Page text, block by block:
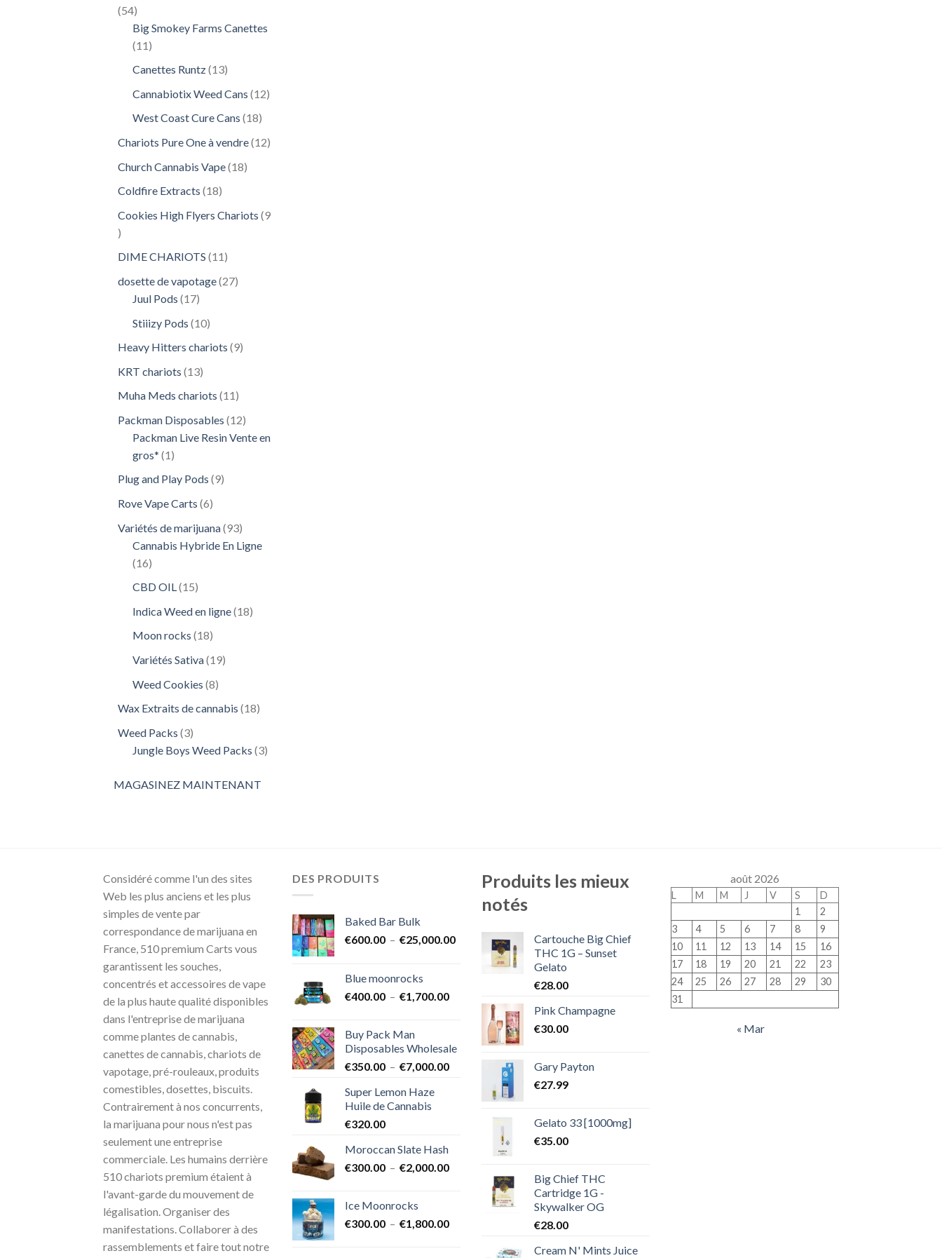
5454
produits
Big Smokey Farms Canettes
11 11
Canettes Runtz 1313
Cannabiotix Weed Cans 1212
West Coast Cure Cans 1818
Chariots Pure One à vendre 1212
Church Cannabis Vape 1818
Coldfire Extracts 1818
Cookies High Flyers Chariots 9
9
DIME CHARIOTS 1111
dosette de vapotage 2727
Juul Pods 1717
Stiiizy Pods 1010
Heavy Hitters chariots 99
KRT chariots 1313
Muha Meds chariots 1111
Packman Disposables 1212
produits
Packman Live Resin Vente en
gros* 11
Plug and Play Pods 99
Rove Vape Carts 66
Variétés de marijuana 9393
produits
Cannabis Hybride En Ligne
1616
CBD OIL 1515
Indica Weed en ligne 1818
Moon rocks 1818
Variétés Sativa 1919
Weed Cookies 88
Wax Extraits de cannabis 1818
Weed Packs 33
produits
Jungle Boys Weed Packs 33
MAGASINEZ MAINTENANT
Considéré comme l'un des sites
Web les plus anciens et les plus
simples de vente par
correspondance de marijuana en
France, 510 premium Carts vous
garantissent les souches,
concentrés et accessoires de vape
de la plus haute qualité disponibles
dans l'entreprise de marijuana
comme plantes de cannabis,
canettes de cannabis, chariots de
vapotage, pré-rouleaux, produits
comestibles, dosettes, biscuits.
Contrairement à nos concurrents,
la marijuana pour nous n'est pas
seulement une entreprise
commerciale. Les humains derrière
510 chariots premium étaient à
l'avant-garde du mouvement de
légalisation. Organiser des
manifestations. Collaborer à des
rassemblements et faire tout notre
DES PRODUITS
Baked Bar Bulk
€600.00 – €25,000.00Plage
€25,000.00
Blue moonrocks
€400.00 – €1,700.00Plage
€400.00
à
€1,700.00
Buy Pack Man
Disposables Wholesale
€350.00 – €7,000.00Plage
Super Lemon Haze
Huile de Cannabis
€320.00
Moroccan Slate Hash
€300.00 – €2,000.00Plage
à
Ice Moonrocks
€300.00 – €1,800.00Plage
Produits les mieux
notés
Cartouche Big Chief
THC 1G – Sunset
Gelato
€28.00
Pink Champagne
€30.00
Gary Payton
€27.99
Gelato 33 [1000mg]
€35.00
Big Chief THC
Cartridge 1G -
Skywalker OG
€28.00
Cream N' Mints Juice
août 2026
L M M J V S
D
1
2
3
4 5 6 7 8
9
10
11 12 13 14 15
16
17
18 19 20 21 22
23
24
25 26 27 28 29
30
31
« Mar